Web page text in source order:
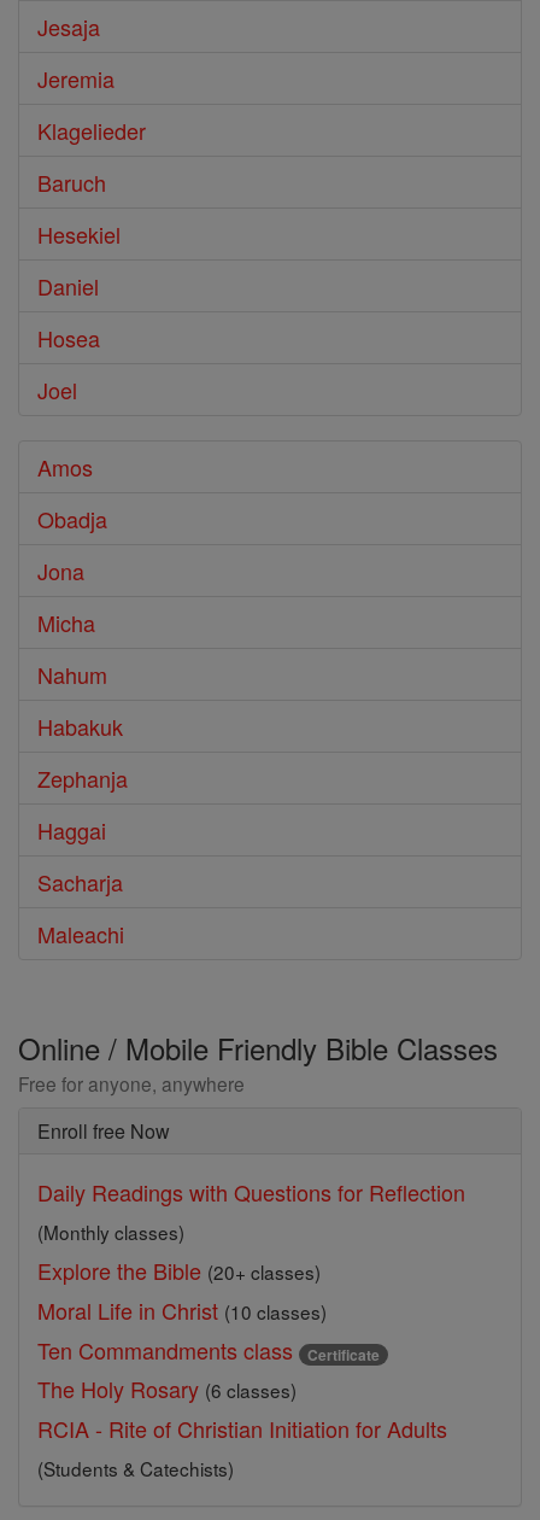
Jesaja
Jeremia
Klagelieder
Baruch
Hesekiel
Daniel
Hosea
Joel
Amos
Obadja
Jona
Micha
Nahum
Habakuk
Zephanja
Haggai
Sacharja
Maleachi
Online / Mobile Friendly Bible Classes
Free for anyone, anywhere
Enroll free Now
Daily Readings with Questions for Reflection
(Monthly classes)
Explore the Bible (20+ classes)
Moral Life in Christ (10 classes)
Ten Commandments class Certificate
The Holy Rosary (6 classes)
RCIA - Rite of Christian Initiation for Adults
(Students & Catechists)